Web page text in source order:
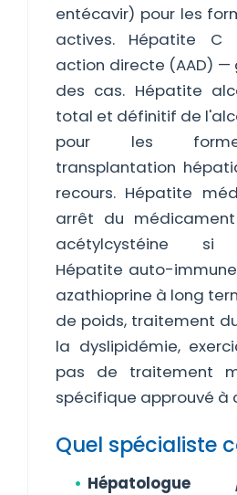
entécavir) pour les
actives. Hépatite C
action directe (AAD) —
des cas. Hépatite
total et définitif de
pour les
transplantation
recours. Hépatite
arrêt du
acétylcystéine si
Hépatite auto-
azathioprine à long
de poids, traitement
la dyslipidémie,
pas de traitement
spécifique approuvé à
Quel spécialiste